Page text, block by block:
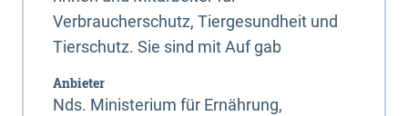
Verbraucherschutz, Tiergesundheit und
Tierschutz. Sie sind mit Auf gab
Anbieter
Nds. Ministerium für Ernährung,